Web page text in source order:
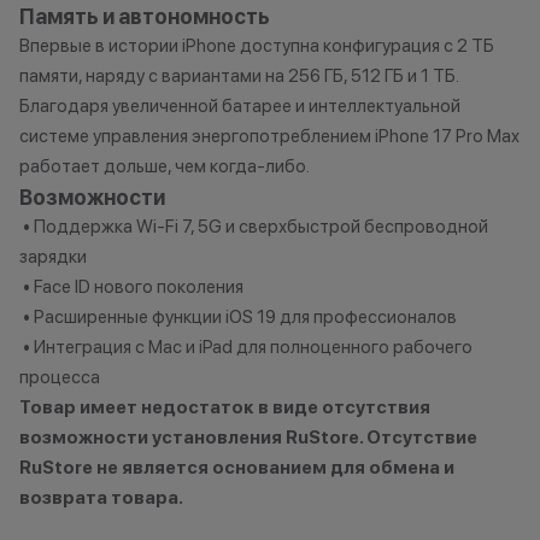
Кэшбэк: 2%
Заряженный хищник
Царь техно-саванны
Кэшбэк: 4%
Вожак стаи
Кэшбэк: 5%
Важно знать
1 бонусный балл = 1 рубль.
Баллы начисляются автоматически
Память и автономность
Впервые в истории iPhone доступна конфигурация с 2 ТБ
памяти, наряду с вариантами на 256 ГБ, 512 ГБ и 1 ТБ.
Благодаря увеличенной батарее и интеллектуальной
системе управления энергопотреблением iPhone 17 Pro Max
работает дольше, чем когда-либо.
Возможности
• Поддержка Wi-Fi 7, 5G и сверхбыстрой беспроводной
зарядки
• Face ID нового поколения
• Расширенные функции iOS 19 для профессионалов
• Интеграция с Mac и iPad для полноценного рабочего
процесса
Товар имеет недостаток в виде отсутствия
возможности установления RuStore. Отсутствие
RuStore не является основанием для обмена и
возврата товара.